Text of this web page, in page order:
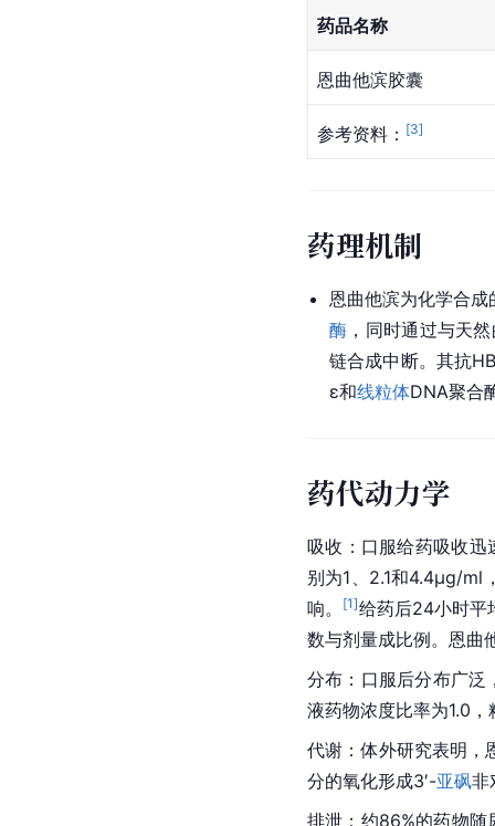
药品名称
恩曲他滨胶囊
参考资料： [3]
药理机制
恩曲他滨为化学合成
酶 ，同时通过与天
链合成中断。其抗
ɛ和线粒体DNA聚合
药代动力学
吸收：口服给药吸收迅
别为1、2.1和4.4μg/ml
响。
[1]给药后24小时平
数与剂量成比例。恩曲
分布：口服后分布广泛
液药物浓度比率为1.0
代谢：体外研究表明，
分的氧化形成3′-亚砜非
排泄：约86%的药物